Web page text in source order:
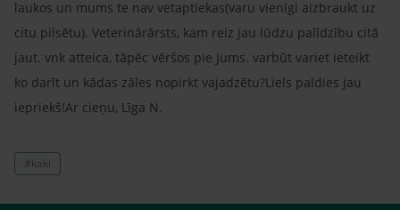
laukos un mums te nav vetaptiekas(varu vienīgi aizbraukt uz
citu pilsētu). Veterinārārsts, kam reiz jau lūdzu palīdzību citā
jaut. vnk atteica, tāpēc vēršos pie Jums. varbūt variet ieteikt
ko darīt un kādas zāles nopirkt vajadzētu?Liels paldies jau
iepriekš!Ar cieņu, Līga N.
#kaki